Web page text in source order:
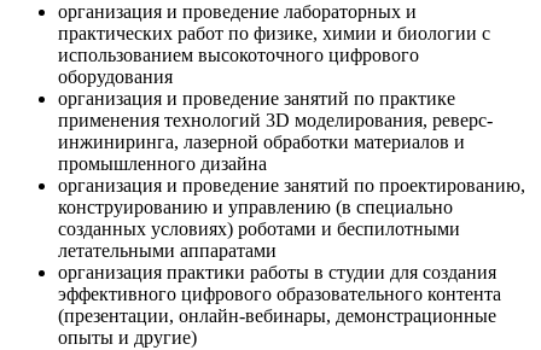
организация и проведение лабораторных и
практических работ по физике, химии и биологии с
использованием высокоточного цифрового
оборудования
организация и проведение занятий по практике
применения технологий 3D моделирования, реверс-
инжиниринга, лазерной обработки материалов и
промышленного дизайна
организация и проведение занятий по проектированию,
конструированию и управлению (в специально
созданных условиях) роботами и беспилотными
летательными аппаратами
организация практики работы в студии для создания
эффективного цифрового образовательного контента
(презентации, онлайн-вебинары, демонстрационные
опыты и другие)